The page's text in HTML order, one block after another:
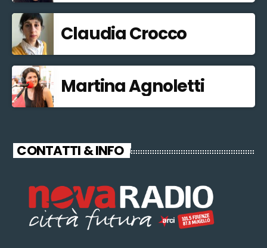
Claudia Crocco
Martina Agnoletti
CONTATTI & INFO